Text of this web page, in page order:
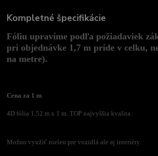
Kompletné špecifikácie
Fóliu upravíme podľa požiadaviek
pri objednávke 1,7 m príde v celku,
na metre).
Cena za 1 m
4D fólia 1,52 m x 1 m. TOP najvyššia kvalita.
Možno využiť nielen pre vozidlá ale aj interiéry.